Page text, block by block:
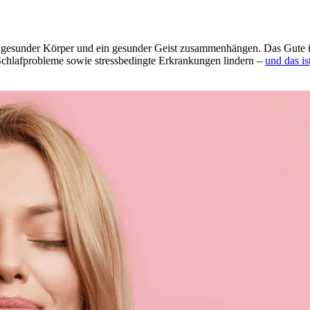
Körper und ein gesun­der Geist zusam­men­hän­gen. Das
sowie stress­be­ding­te Erkran­kun­gen lindern – und das